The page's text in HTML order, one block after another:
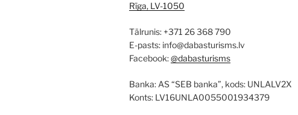
Rīga, LV-1050
Tālrunis: +371 26 368 790
E-pasts: info@dabasturisms.lv
Facebook:@dabasturisms
Banka: AS “SEB banka”, kods: UNLALV2X
Konts: LV16UNLA0055001934379